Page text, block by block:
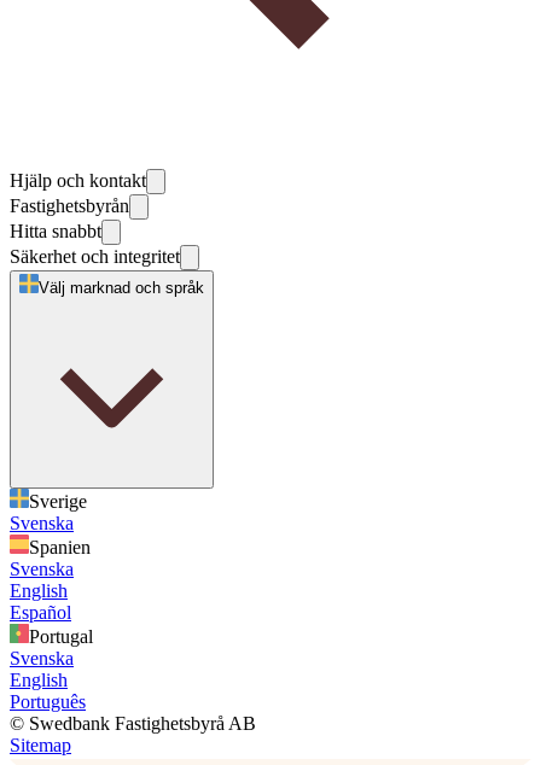
Hjälp och kontakt
Fastighetsbyrån
Hitta snabbt
Säkerhet och integritet
Välj marknad och språk
Sverige
Svenska
Spanien
Svenska
English
Español
Portugal
Svenska
English
Português
© Swedbank Fastighetsbyrå AB
Sitemap